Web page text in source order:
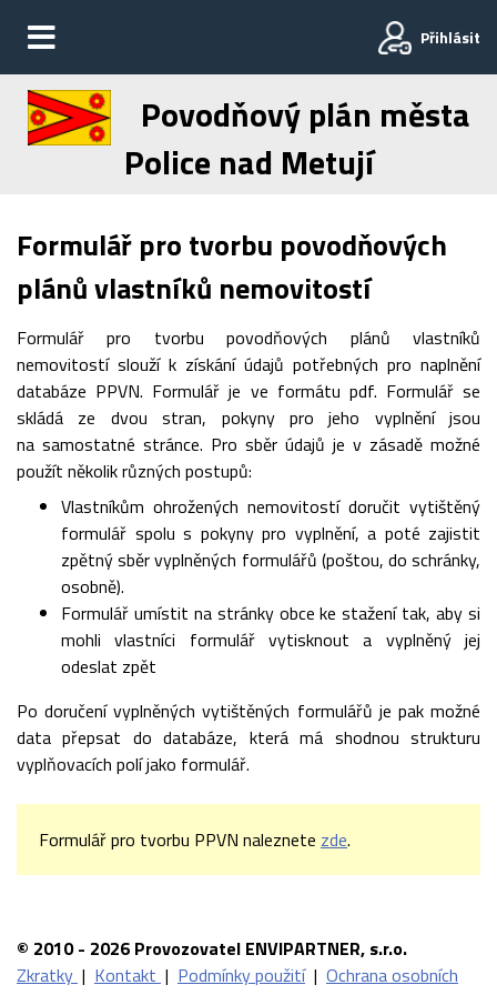
Přihlásit
Povodňový plán města
Police nad Metují
Formulář pro tvorbu povodňových
plánů vlastníků nemovitostí
Formulář pro tvorbu povodňových plánů vlastníků
nemovitostí slouží k získání údajů potřebných pro naplnění
databáze PPVN. Formulář je ve formátu pdf. Formulář se
skládá ze dvou stran, pokyny pro jeho vyplnění jsou
na samostatné stránce. Pro sběr údajů je v zásadě možné
použít několik různých postupů:
Vlastníkům ohrožených nemovitostí doručit vytištěný
formulář spolu s pokyny pro vyplnění, a poté zajistit
zpětný sběr vyplněných formulářů (poštou, do schránky,
osobně).
Formulář umístit na stránky obce ke stažení tak, aby si
mohli vlastníci formulář vytisknout a vyplněný jej
odeslat zpět
Po doručení vyplněných vytištěných formulářů je pak možné
data přepsat do databáze, která má shodnou strukturu
vyplňovacích polí jako formulář.
Formulář pro tvorbu PPVN naleznete zde.
© 2010 - 2026 Provozovatel ENVIPARTNER, s.r.o.
Zkratky | Kontakt | Podmínky použití | Ochrana osobních